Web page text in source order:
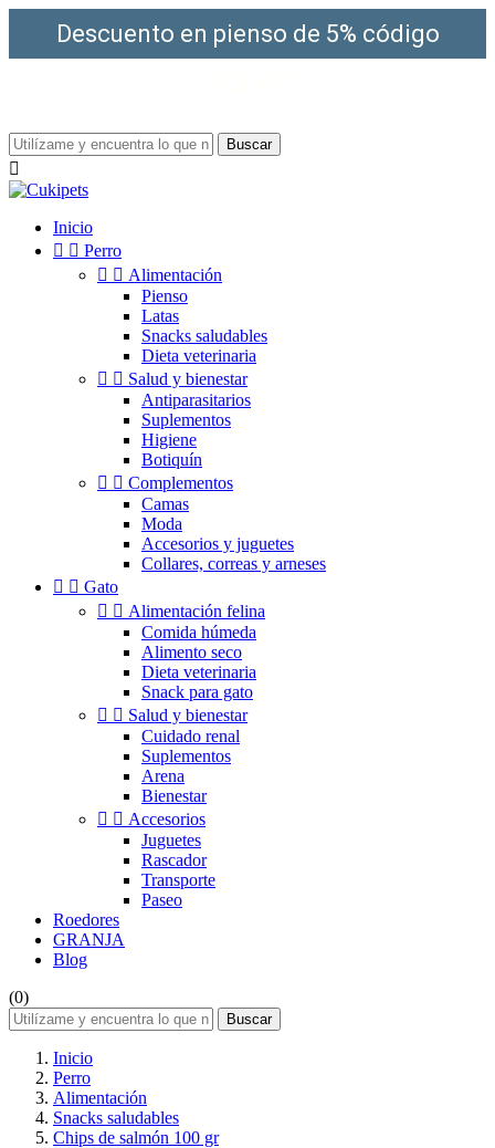
Descuento en pienso de 5% código
Buscar

Inicio
  Perro
  Alimentación
Pienso
Latas
Snacks saludables
Dieta veterinaria
  Salud y bienestar
Antiparasitarios
Suplementos
Higiene
Botiquín
  Complementos
Camas
Moda
Accesorios y juguetes
Collares, correas y arneses
  Gato
  Alimentación felina
Comida húmeda
Alimento seco
Dieta veterinaria
Snack para gato
  Salud y bienestar
Cuidado renal
Suplementos
Arena
Bienestar
  Accesorios
Juguetes
Rascador
Transporte
Paseo
Roedores
GRANJA
Blog
(0)
Buscar
Inicio
Perro
Alimentación
Snacks saludables
Chips de salmón 100 gr